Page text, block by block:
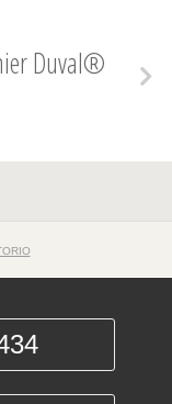
Duval®